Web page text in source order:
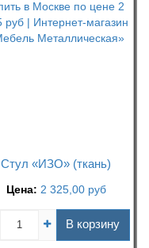
Стул «ИЗО» (ткань)
Цена: 2 325,00 руб
В корзину